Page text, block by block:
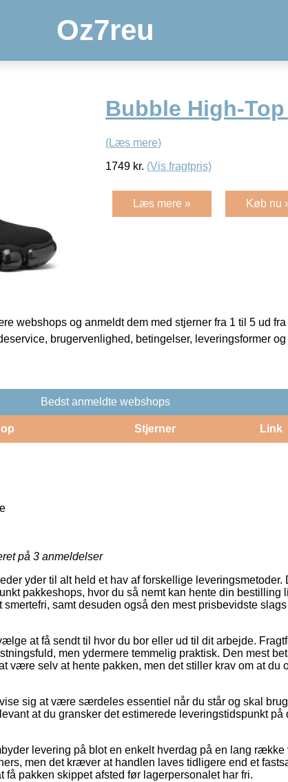
Oz7reu
Bubble High-
(Læs mere)
1749 kr. (Vis fragtpris)
Læs mere » Køb nu
webshops og anmeldt dem med stjerner fra 1 til 5 ud
brugervenlighed, betingelser, leveringsformer og
Bedst anmeldte webshops
Stjerner Link
på 3 anmeldelser
yder til alt held et hav af forskellige leveringsmetoder.
pakkeshops, hvor du så nemt kan hente din bestilling
samt desuden også den mest prisbevidste
at få sendt til hvor du bor eller ud til dit arbejde.
men ydermere temmelig praktisk. Den mest
være selv at hente pakken, men det stiller krav om at du
sig at være særdeles essentiel når du står og skal
at du gransker det estimerede leveringstidspunkt
levering på blot en enkelt hverdag på en lang række
men det kræver at handlen laves tidligere end et
pakken skippet afsted før lagerpersonalet har fri.